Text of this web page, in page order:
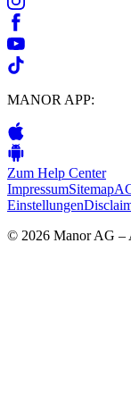
MANOR APP:
Zum Help Center
ImpressumSitemap
Einstellungen
© 2026 Manor AG –